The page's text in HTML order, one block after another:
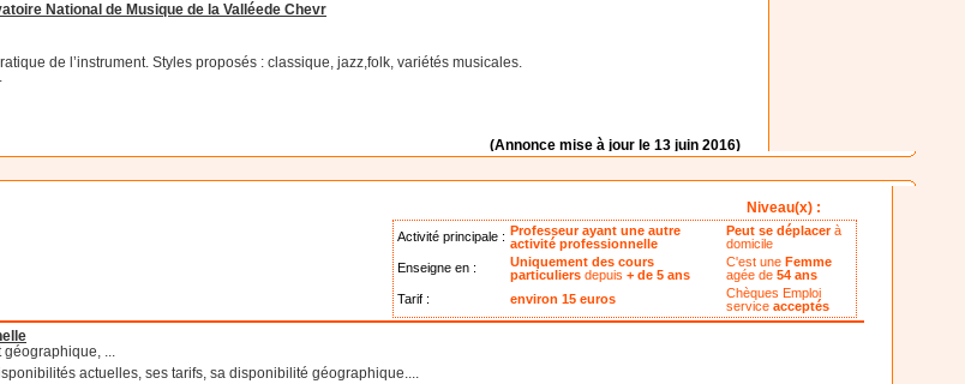
National de Musique de la Valléede Chevr
de l’instrument. Styles proposés : classique, jazz,folk, variétés musicales.
(Annonce mise à jour le 13 juin 2016)
Niveau(x) :
Activité principale : Professeur ayant une autre
activité professionnelle
Peut se déplacerà
domicile
Enseigne en :
Uniquement des cours
particuliers depuis+ de 5 ans
C'est uneFemme
agée de54 ans
Tarif :
environ 15 euros
Chèques Emploi
serviceacceptés
...
actuelles, ses tarifs, sa disponibilité géographique....